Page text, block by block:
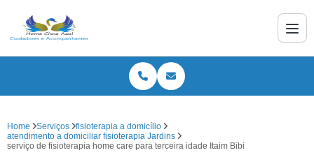
Home Serviços
fisioterapia a domicílio
atendimento a domiciliar fisioterapia Jardins
serviço de fisioterapia home care para terceira idade Itaim Bibi